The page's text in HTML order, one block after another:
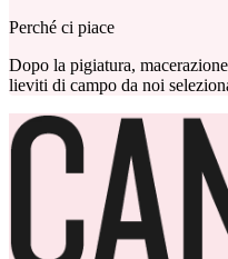
Perché ci piace
Dopo la pigiatura,
lieviti di campo da noi